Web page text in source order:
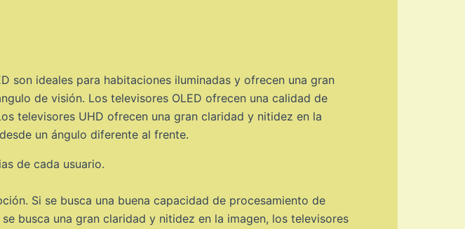
son ideales para habitaciones iluminadas y ofrecen una gran
de visión. Los televisores OLED ofrecen una calidad de
televisores UHD ofrecen una gran claridad y nitidez en la
un ángulo diferente al frente.
de cada usuario.
Si se busca una buena capacidad de procesamiento de
busca una gran claridad y nitidez en la imagen, los televisores